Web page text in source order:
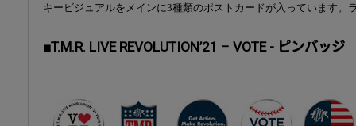
キービジュアルをメインに3種類のポストカードが入っています。
■T.M.R. LIVE REVOLUTION’21 – VOTE - ピンバッジ